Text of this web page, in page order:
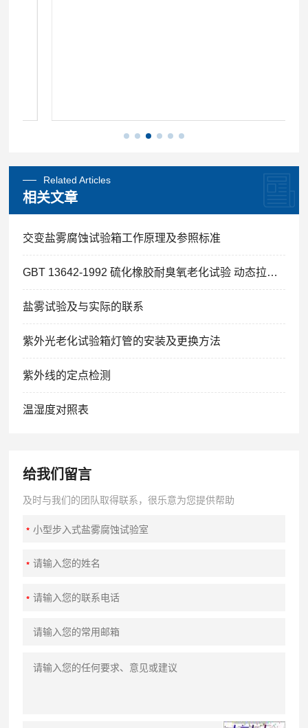
Related Articles
相关文章
交变盐雾腐蚀试验箱工作原理及参照标准
GBT 13642-1992 硫化橡胶耐臭氧老化试验 动态拉伸试验法
盐雾试验及与实际的联系
紫外光老化试验箱灯管的安装及更换方法
紫外线的定点检测
温湿度对照表
给我们留言
及时与我们的团队取得联系，很乐意为您提供帮助